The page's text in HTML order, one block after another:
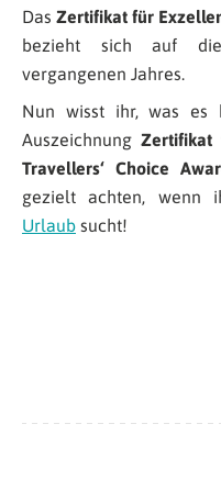
DasZertifikat für
bezieht sich auf
vergangenen Jahres.
Nun wisst ihr, was es
AuszeichnungZertifikat
Travellers‘ Choice
gezielt achten, wenn
Urlaub sucht!